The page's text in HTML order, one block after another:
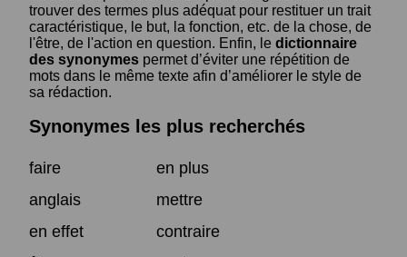
trouver des termes plus adéquat pour restituer un trait
caractéristique, le but, la fonction, etc. de la chose, de
l'être, de l'action en question. Enfin, le dictionnaire
des synonymes permet d’éviter une répétition de
mots dans le même texte afin d’améliorer le style de
sa rédaction.
Synonymes les plus recherchés
faire
en plus
anglais
mettre
en effet
contraire